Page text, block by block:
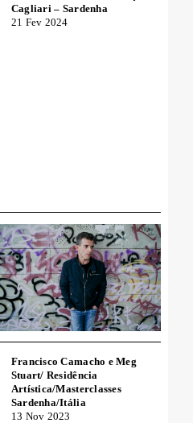
Cagliari – Sardenha
21 Fev 2024
Francisco Camacho e Meg
Stuart/ Residência
Artística/Masterclasses
Sardenha/Itália
13 Nov 2023